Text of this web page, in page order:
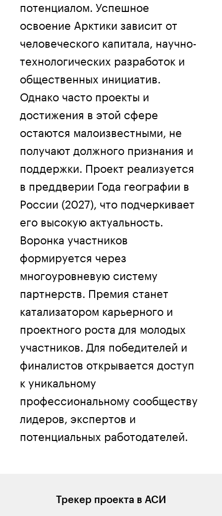
потенциалом. Успешное
освоение Арктики зависит от
человеческого капитала, научно-
технологических разработок и
общественных инициатив.
Однако часто проекты и
достижения в этой сфере
остаются малоизвестными, не
получают должного признания и
поддержки. Проект реализуется
в преддверии Года географии в
России (2027), что подчеркивает
его высокую актуальность.
Воронка участников
формируется через
многоуровневую систему
партнерств. Премия станет
катализатором карьерного и
проектного роста для молодых
участников. Для победителей и
финалистов открывается доступ
к уникальному
профессиональному сообществу
лидеров, экспертов и
потенциальных работодателей.
Трекер проекта в АСИ